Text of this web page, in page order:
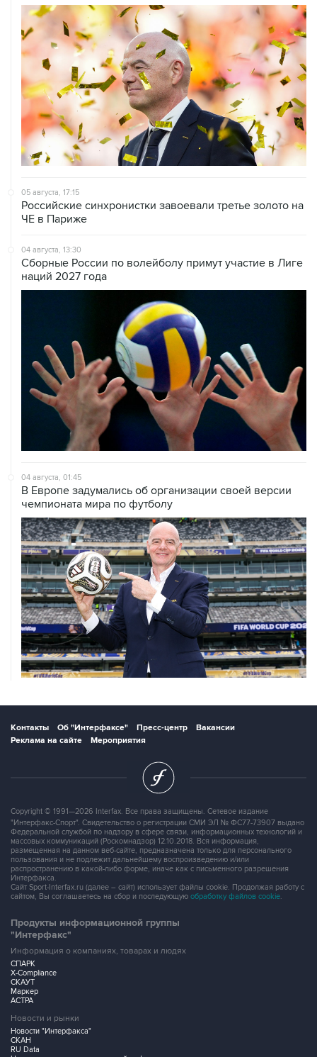
05 августа, 17:15
Российские синхронистки завоевали третье золото на
ЧЕ в Париже
04 августа, 13:30
Сборные России по волейболу примут участие в Лиге
наций 2027 года
04 августа, 01:45
В Европе задумались об организации своей версии
чемпионата мира по футболу
Контакты Об "Интерфаксе" Пресс-центр
Вакансии
Реклама на сайте
Мероприятия
Copyright © 1991—2026 Interfax. Все права защищены. Сетевое издание
"Интерфакс-Спорт". Свидетельство о регистрации СМИ ЭЛ № ФС77-73907 выдано
Федеральной службой по надзору в сфере связи, информационных технологий и
массовых коммуникаций (Роскомнадзор) 12.10.2018. Вся информация,
размещенная на данном веб-сайте, предназначена только для персонального
пользования и не подлежит дальнейшему воспроизведению и/или
распространению в какой-либо форме, иначе как с письменного разрешения
Интерфакса.
Сайт Sport-Interfax.ru (далее – сайт) использует файлы cookie. Продолжая работу с
сайтом, Вы соглашаетесь на сбор и последующую обработку файлов cookie.
Продукты информационной группы
"Интерфакс"
Информация о компаниях, товарах и людях
СПАРК
X-Compliance
СКАУТ
Маркер
АСТРА
Новости и рынки
Новости "Интерфакса"
СКАН
RU Data